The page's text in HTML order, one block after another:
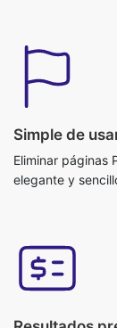
Eliminar páginas
elegante y